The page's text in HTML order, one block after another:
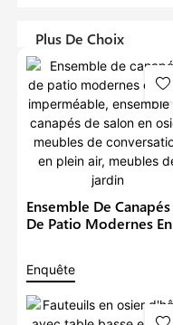
Plus De Choix
Ensemble De Canapés
De Patio Modernes En
De Salon En Osier,
Meubles De
Conversation En Plein
Enquête